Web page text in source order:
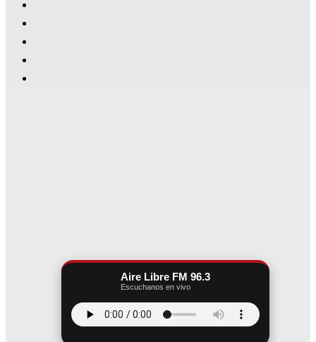
Aire Libre FM 96.3
Escuchanos en vivo